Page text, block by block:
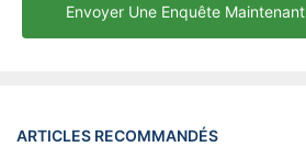
Envoyer Une Enquête Maintenant
ARTICLES RECOMMANDÉS